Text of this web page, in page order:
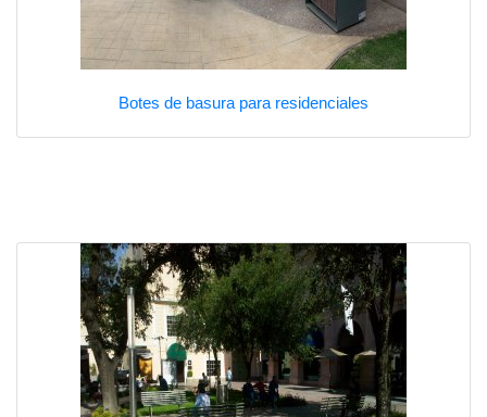
Botes de basura para residenciales